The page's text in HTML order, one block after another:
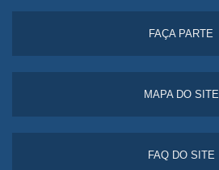
FAÇA PARTE
MAPA DO SITE
FAQ DO SITE